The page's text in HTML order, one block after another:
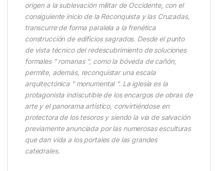
origen a la sublevación militar de Occidente, con el
consiguiente inicio de la Reconquista y las Cruzadas,
transcurre de forma paralela a la frenética
construcción de edificios sagrados. Desde el punto
de vista técnico del redescubrimiento de soluciones
formales ” romanas “, como la bóveda de cañón,
permite, además, reconquistar una escala
arquitectónica ” monumental “. La iglesia es la
protagonista indiscutible de los encargos de obras de
arte y el panorama artístico, convirtiéndose en
protectora de los tesoros y siendo la vía de salvación
previamente anunciada por las numerosas esculturas
que dan vida a los portales de las grandes
catedrales.